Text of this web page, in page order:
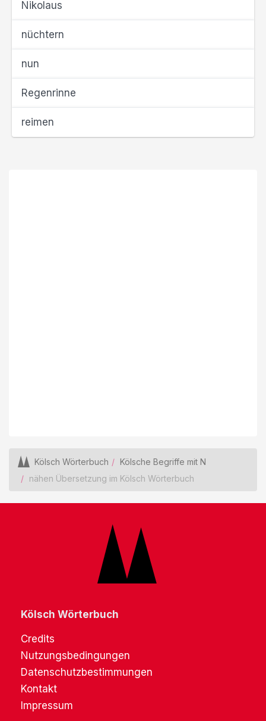
Nikolaus
nüchtern
nun
Regenrinne
reimen
Kölsch Wörterbuch
Kölsche Begriffe mit N
nähen Übersetzung im Kölsch Wörterbuch
Kölsch Wörterbuch
Credits
Nutzungsbedingungen
Datenschutzbestimmungen
Kontakt
Impressum